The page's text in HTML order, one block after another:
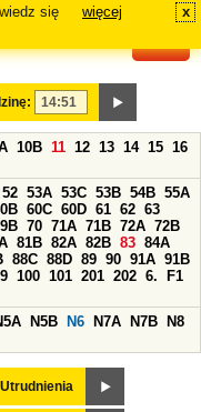
się
więcej x
10B 11 12 13 14 15 16
52 53A 53C 53B 54B 55A
60C 60D 61 62 63
70 71A 71B 72A 72B
81B 82A 82B 83 84A
88C 88D 89 90 91A 91B
100 101 201 202 6.
F1
N5B N6 N7A N7B
N8
Utrudnienia